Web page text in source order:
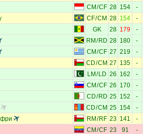
CM /CF 28 154 -
CF/CM 28 154 -
GK 28 179 -
RM / RD 28 180 -
CM /CF 27 219 -
CD/CM 27 135 -
LM / LD 26 162 -
CM /CF 26 170 -
CD/RD 25 152 -
CD/CM 25 154 -
RM / RF 23 141 -
CM /CF 23 91 -